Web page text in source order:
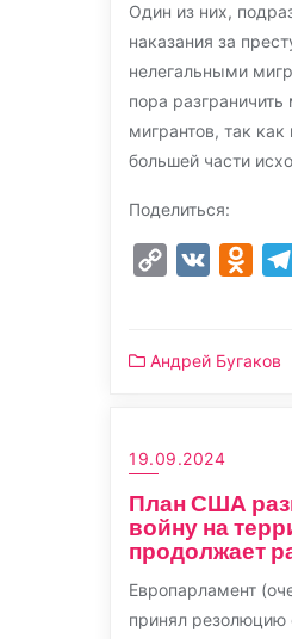
Один из них,
наказания за
нелегальными
пора
мигрантов, так
большей части
Поделиться:
Copy
VK
Андрей Бугаков
19.09.2024
План США
войну на
продолжает
Европарламент
принял